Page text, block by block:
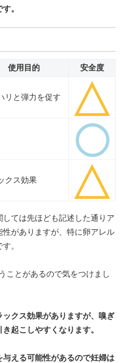
。
使用目的 安全度
リと弾力を促す
クス効果
ては先ほども記述した通りア
がありますが、特に卵アレル
。
ことがあるので気をつけまし
クス効果がありますが、嗅ぎ
起こしやすくなります。
える可能性があるので妊婦は